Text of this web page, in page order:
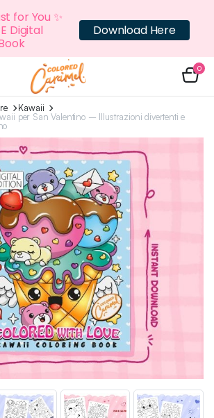
0
Kawaii
per San Valentino – Illustrazioni divertenti e
for You ✨
Digital
Download Here